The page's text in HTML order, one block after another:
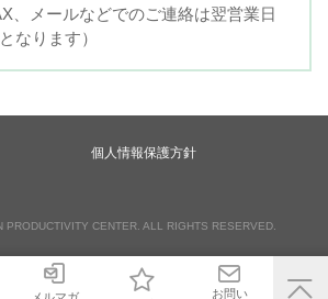
、メールなどでのご連絡は翌営業日
なります）
個人情報保護方針
PRODUCTIVITY CENTER. ALL RIGHTS RESERVED.
メルマガ お問い